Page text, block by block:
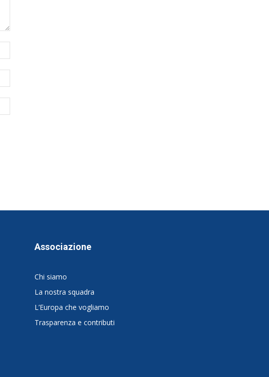
Associazione
Chi siamo
La nostra squadra
L’Europa che vogliamo
Trasparenza e contributi